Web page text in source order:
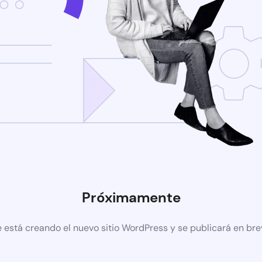
Próximamente
está creando el nuevo sitio WordPress y se publicará en